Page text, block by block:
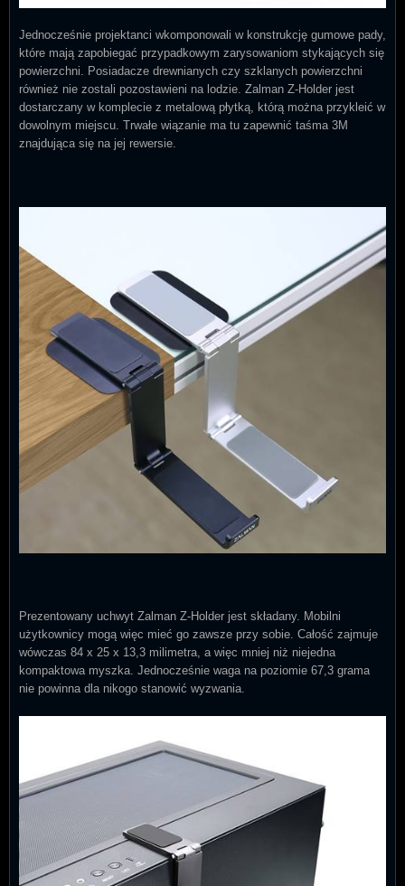
Jednocześnie projektanci wkomponowali w konstrukcję gumowe pady,
które mają zapobiegać przypadkowym zarysowaniom stykających się
powierzchni. Posiadacze drewnianych czy szklanych powierzchni
również nie zostali pozostawieni na lodzie. Zalman Z-Holder jest
dostarczany w komplecie z metalową płytką, którą można przykleić w
dowolnym miejscu. Trwałe wiązanie ma tu zapewnić taśma 3M
znajdująca się na jej rewersie.
Prezentowany uchwyt Zalman Z-Holder jest składany. Mobilni
użytkownicy mogą więc mieć go zawsze przy sobie. Całość zajmuje
wówczas 84 x 25 x 13,3 milimetra, a więc mniej niż niejedna
kompaktowa myszka. Jednocześnie waga na poziomie 67,3 grama
nie powinna dla nikogo stanowić wyzwania.